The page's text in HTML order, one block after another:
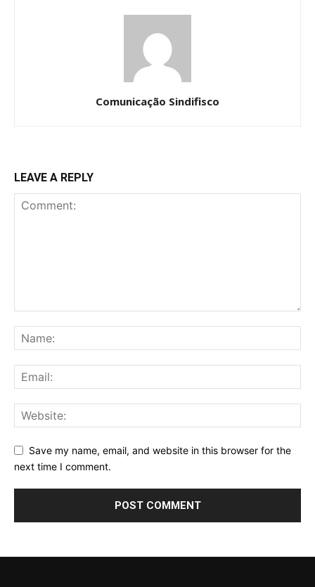
Comunicação Sindifisco
LEAVE A REPLY
Save my name, email, and website in this browser for the
next time I comment.